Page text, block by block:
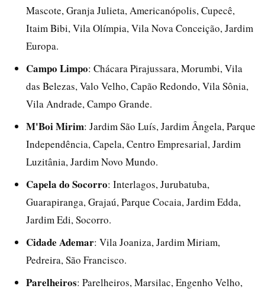
Mascote, Granja Julieta, Americanópolis, Cupecê,
Itaim Bibi, Vila Olímpia, Vila Nova Conceição, Jardim
Europa.
Campo Limpo: Chácara Pirajussara, Morumbi, Vila
das Belezas, Valo Velho, Capão Redondo, Vila Sônia,
Vila Andrade, Campo Grande.
M'Boi Mirim: Jardim São Luís, Jardim Ângela, Parque
Independência, Capela, Centro Empresarial, Jardim
Luzitânia, Jardim Novo Mundo.
Capela do Socorro: Interlagos, Jurubatuba,
Guarapiranga, Grajaú, Parque Cocaia, Jardim Edda,
Jardim Edi, Socorro.
Cidade Ademar: Vila Joaniza, Jardim Miriam,
Pedreira, São Francisco.
Parelheiros: Parelheiros, Marsilac, Engenho Velho,